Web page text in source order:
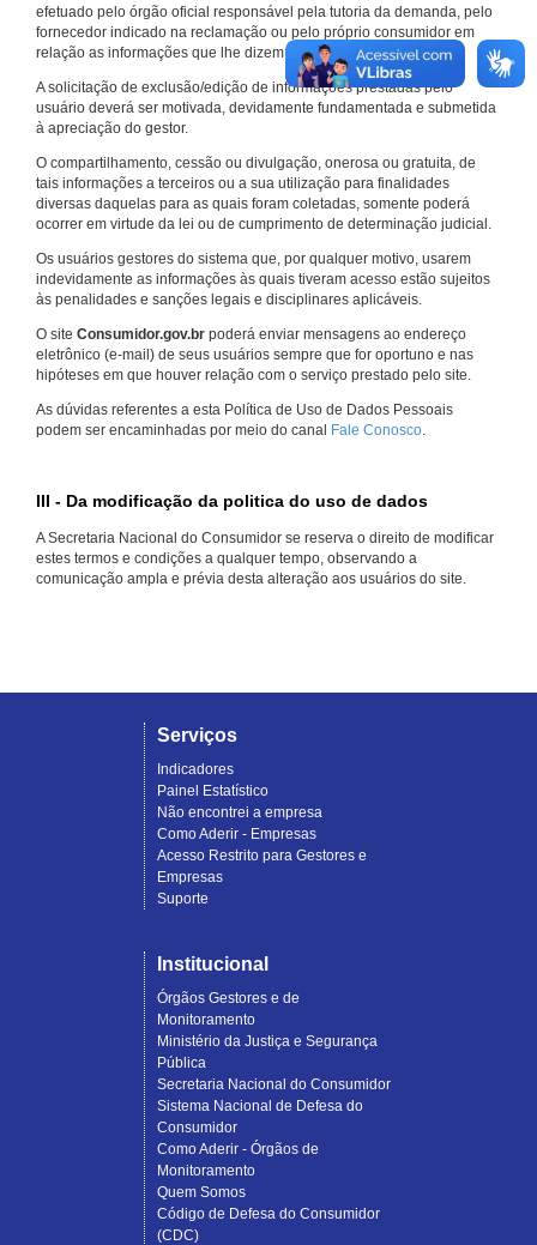
efetuado pelo órgão oficial responsável pela tutoria da demanda, pelo
fornecedor indicado na reclamação ou pelo próprio consumidor em
relação as informações que lhe dizem respeito.
A solicitação de exclusão/edição de informações prestadas pelo
usuário deverá ser motivada, devidamente fundamentada e submetida
à apreciação do gestor.
O compartilhamento, cessão ou divulgação, onerosa ou gratuita, de
tais informações a terceiros ou a sua utilização para finalidades
diversas daquelas para as quais foram coletadas, somente poderá
ocorrer em virtude da lei ou de cumprimento de determinação judicial.
Os usuários gestores do sistema que, por qualquer motivo, usarem
indevidamente as informações às quais tiveram acesso estão sujeitos
às penalidades e sanções legais e disciplinares aplicáveis.
O site Consumidor.gov.br poderá enviar mensagens ao endereço
eletrônico (e-mail) de seus usuários sempre que for oportuno e nas
hipóteses em que houver relação com o serviço prestado pelo site.
As dúvidas referentes a esta Política de Uso de Dados Pessoais
podem ser encaminhadas por meio do canal Fale Conosco.
III - Da modificação da politica do uso de dados
A Secretaria Nacional do Consumidor se reserva o direito de modificar
estes termos e condições a qualquer tempo, observando a
comunicação ampla e prévia desta alteração aos usuários do site.
Serviços
Indicadores
Painel Estatístico
Não encontrei a empresa
Como Aderir - Empresas
Acesso Restrito para Gestores e
Empresas
Suporte
Institucional
Órgãos Gestores e de
Monitoramento
Ministério da Justiça e Segurança
Pública
Secretaria Nacional do Consumidor
Sistema Nacional de Defesa do
Consumidor
Como Aderir - Órgãos de
Monitoramento
Quem Somos
Código de Defesa do Consumidor
(CDC)